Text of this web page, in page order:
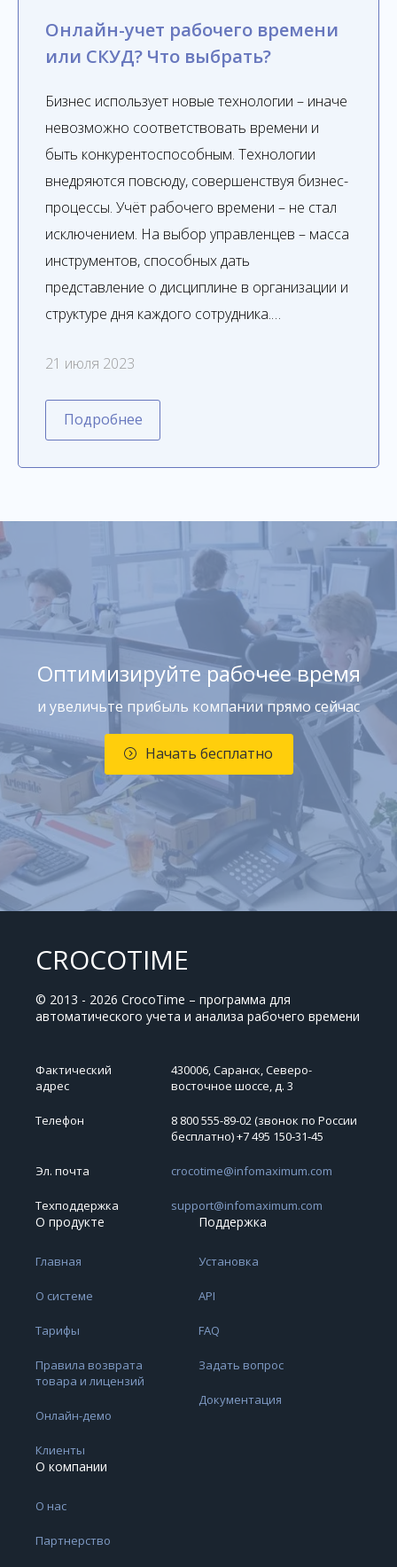
Онлайн-учет рабочего времени
или СКУД? Что выбрать?
Бизнес использует новые технологии – иначе
невозможно соответствовать времени и
быть конкурентоспособным. Технологии
внедряются повсюду, совершенствуя бизнес-
процессы. Учёт рабочего времени – не стал
исключением. На выбор управленцев – масса
инструментов, способных дать
представление о дисциплине в организации и
структуре дня каждого сотрудника.…
21 июля 2023
Подробнее
Оптимизируйте рабочее время
и увеличьте прибыль компании прямо сейчас
Начать бесплатно
CROCOTIME
© 2013 - 2026 CrocoTime – программа для
автоматического учета и анализа рабочего времени
Фактический
адрес
430006, Саранск, Северо-
восточное шоссе, д. 3
Телефон
8 800 555-89-02 (звонок по России
бесплатно) +7 495 150‑31‑45
Эл. почта crocotime@infomaximum.com
Техподдержка support@infomaximum.com
О продукте
Главная
О системе
Тарифы
Правила возврата
товара и лицензий
Онлайн-демо
Клиенты
Поддержка
Установка
API
FAQ
Задать вопрос
Документация
О компании
О нас
Партнерство